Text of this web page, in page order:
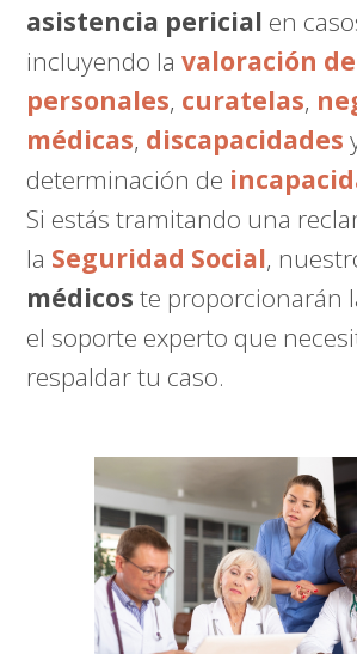
asistencia pericial en
incluyendo lavaloración
personales, curatelas,
médicas, discapacidades
determinación de
Si estás tramitando una
la Seguridad Social,
médicos te proporcionarán
el soporte experto que
respaldar tu caso.